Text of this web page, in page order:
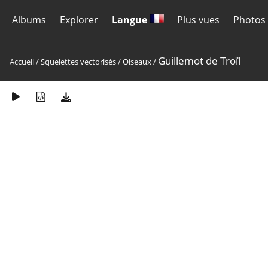
Albums Explorer Langue Plus vues
Accueil/Squelettes vectorisés/Oiseaux/ Guillemot de Troïl